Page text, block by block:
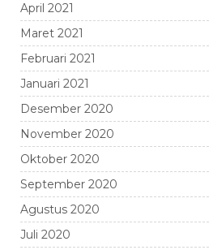
April 2021
Maret 2021
Februari 2021
Januari 2021
Desember 2020
November 2020
Oktober 2020
September 2020
Agustus 2020
Juli 2020